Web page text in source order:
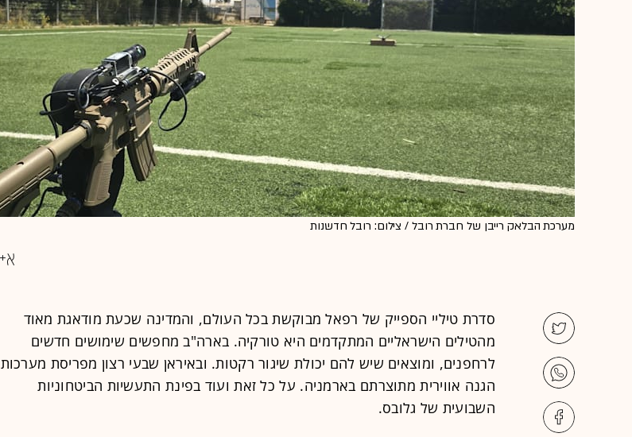
מערכת הבלאק רייבן של חברת רובל / צילום: רובל חדשנות
סדרת טיליי הספייק של רפאל מבוקשת בכל העולם, והמדינה שכעת מודאגת מאוד
מהטילים הישראליים המתקדמים היא טורקיה. בארה"ב מחפשים שימושים חדשים
לרחפנים, ומוצאים שיש להם יכולת שיגור רקטות. ובאיראן שבעי רצון מפריסת מערכות
הגנה אווירית מתוצרתם בארמניה. על כל זאת ועוד בפינת התעשיות הביטחוניות
השבועית של גלובס.